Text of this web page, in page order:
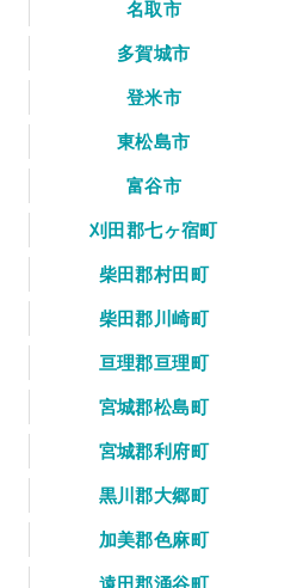
名取市
多賀城市
登米市
東松島市
富谷市
刈田郡七ヶ宿町
柴田郡村田町
柴田郡川崎町
亘理郡亘理町
宮城郡松島町
宮城郡利府町
黒川郡大郷町
加美郡色麻町